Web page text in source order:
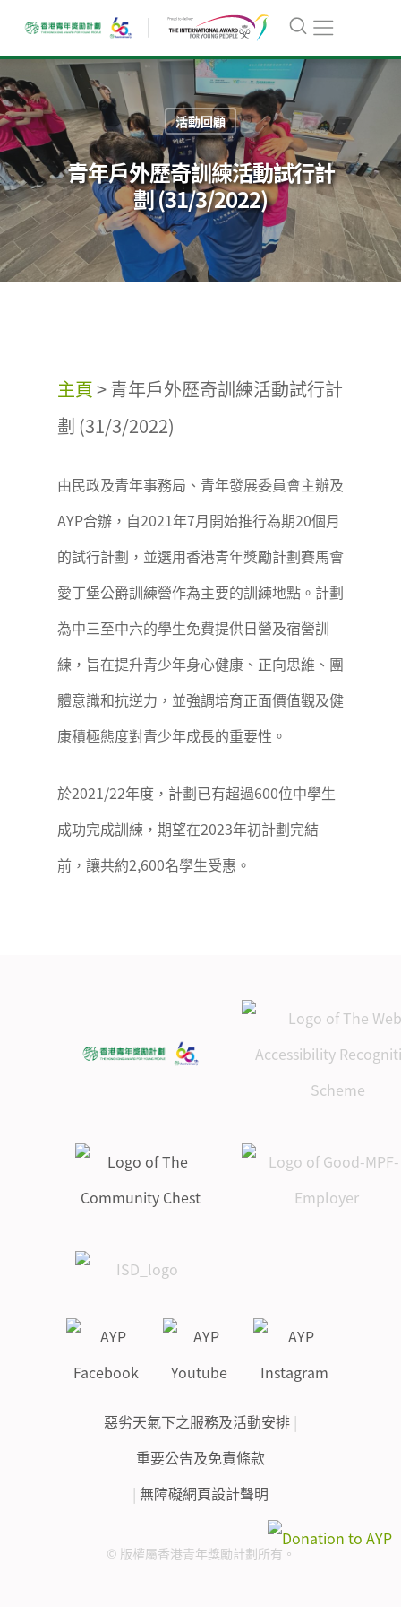
活動回顧
青年戶外歷奇訓練活動試行計
劃 (31/3/2022)
主頁>青年戶外歷奇訓練活動試行計
劃 (31/3/2022)
由民政及青年事務局、青年發展委員會主辦及
AYP合辦，自2021年7月開始推行為期20個月
的試行計劃，並選用香港青年獎勵計劃賽馬會
愛丁堡公爵訓練營作為主要的訓練地點。計劃
為中三至中六的學生免費提供日營及宿營訓
練，旨在提升青少年身心健康、正向思維、團
體意識和抗逆力，並強調培育正面價值觀及健
康積極態度對青少年成長的重要性。
於2021/22年度，計劃已有超過600位中學生
成功完成訓練，期望在2023年初計劃完結
前，讓共約2,600名學生受惠。
惡劣天氣下之服務及活動安排 |
重要公告及免責條款
| 無障礙網頁設計聲明
© 版權屬香港青年獎勵計劃所有。